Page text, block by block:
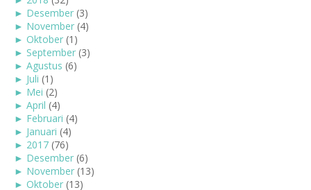
► Desember (3)
► November (4)
► Oktober (1)
► September (3)
► Agustus (6)
► Juli (1)
► Mei (2)
► April (4)
► Februari (4)
► Januari (4)
► 2017 (76)
► Desember (6)
► November (13)
► Oktober (13)